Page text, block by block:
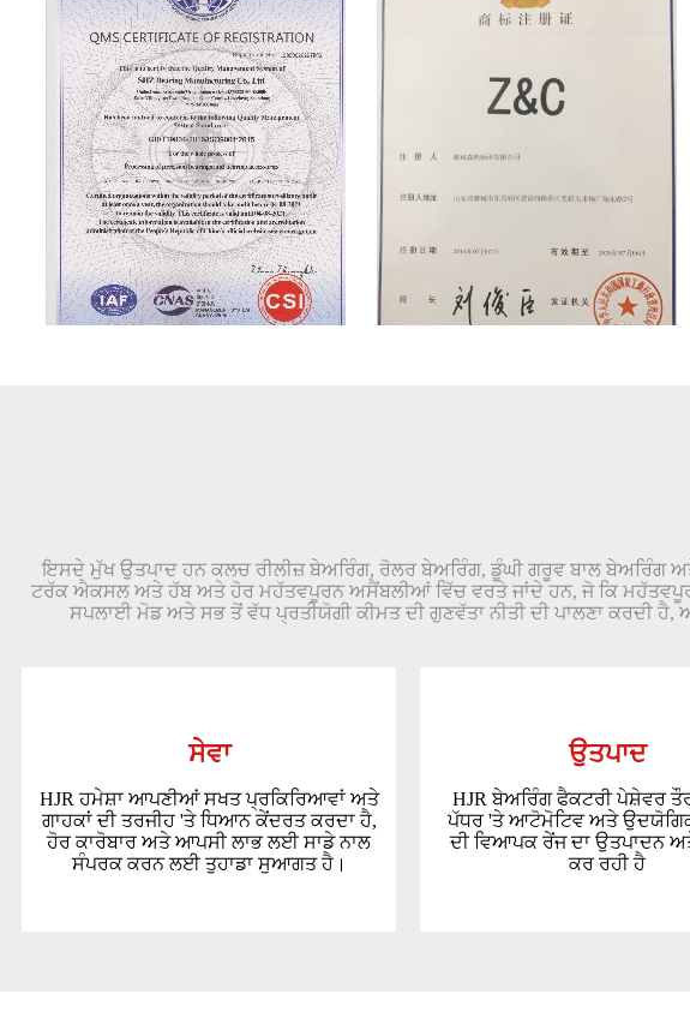
ਇਸਦੇ ਮੁੱਖ ਉਤਪਾਦ ਹਨ ਕਲਚ ਰੀਲੀਜ਼ ਬੇਅਰਿੰਗ, ਰੋਲਰ ਬੇਅਰਿੰਗ, ਡੂੰਘੀ ਗਰੂਵ ਬਾਲ ਬੇਅਰਿੰਗ
ਟਰੱਕ ਐਕਸਲ ਅਤੇ ਹੱਬ ਅਤੇ ਹੋਰ ਮਹੱਤਵਪੂਰਨ ਅਸੈਂਬਲੀਆਂ ਵਿੱਚ ਵਰਤੇ ਜਾਂਦੇ ਹਨ, ਜੋ ਕਿ
ਸਪਲਾਈ ਮੋਡ ਅਤੇ ਸਭ ਤੋਂ ਵੱਧ ਪ੍ਰਤੀਯੋਗੀ ਕੀਮਤ ਦੀ ਗੁਣਵੱਤਾ ਨੀਤੀ ਦੀ ਪਾਲਣਾ ਕਰਦੀ
ਸੇਵਾ
HJR ਹਮੇਸ਼ਾ ਆਪਣੀਆਂ ਸਖਤ ਪ੍ਰਕਿਰਿਆਵਾਂ ਅਤੇ
ਗਾਹਕਾਂ ਦੀ ਤਰਜੀਹ 'ਤੇ ਧਿਆਨ ਕੇਂਦਰਤ ਕਰਦਾ ਹੈ,
ਹੋਰ ਕਾਰੋਬਾਰ ਅਤੇ ਆਪਸੀ ਲਾਭ ਲਈ ਸਾਡੇ ਨਾਲ
ਸੰਪਰਕ ਕਰਨ ਲਈ ਤੁਹਾਡਾ ਸੁਆਗਤ ਹੈ।
ਉਤਪਾਦ
HJR ਬੇਅਰਿੰਗ ਫੈਕਟਰੀ ਪੇਸ਼ੇਵਰ
ਪੱਧਰ 'ਤੇ ਆਟੋਮੋਟਿਵ ਅਤੇ
ਦੀ ਵਿਆਪਕ ਰੇਂਜ ਦਾ ਉਤਪਾਦਨ
ਕਰ ਰਹੀ ਹੈ